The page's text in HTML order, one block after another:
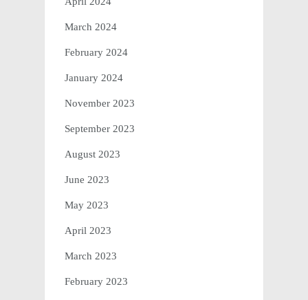
March 2024
February 2024
January 2024
November 2023
September 2023
August 2023
June 2023
May 2023
April 2023
March 2023
February 2023